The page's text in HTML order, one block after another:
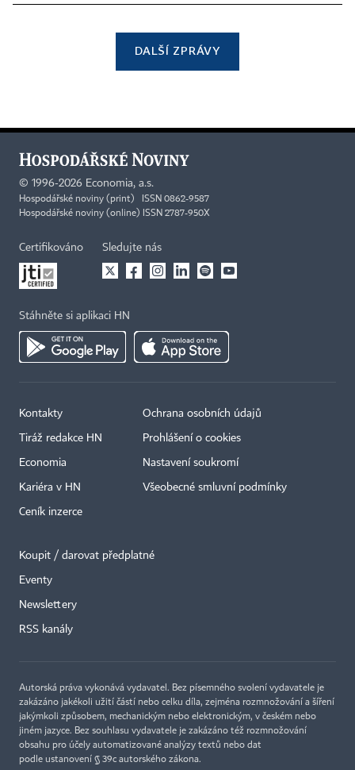
DALŠÍ ZPRÁVY
© 1996-2026 Economia, a.s.
Hospodářské noviny (print) ISSN 0862-9587
Hospodářské noviny (online) ISSN 2787-950X
Certifikováno Sledujte nás
Stáhněte si aplikaci HN
Kontakty
Tiráž redakce HN
Economia
Kariéra v HN
Ceník inzerce
Ochrana osobních údajů
Prohlášení o cookies
Nastavení soukromí
Všeobecné smluvní podmínky
Koupit / darovat předplatné
Eventy
Newslettery
RSS kanály
Autorská práva vykonává vydavatel. Bez písemného svolení vydavatele je
zakázáno jakékoli užití částí nebo celku díla, zejména rozmnožování a šíření
jakýmkoli způsobem, mechanickým nebo elektronickým, v českém nebo
jiném jazyce. Bez souhlasu vydavatele je zakázáno též rozmnožování
obsahu pro účely automatizované analýzy textů nebo dat
podle ustanovení § 39c autorského zákona.